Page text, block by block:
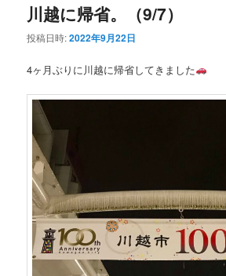
川越に帰省。（9/7）
投稿日時:2022年9月22日
4ヶ月ぶりに川越に帰省してきました